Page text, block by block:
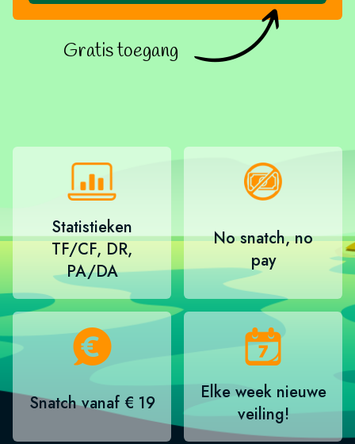
Gratis toegang
Statistieken
TF/CF, DR,
PA/DA
No snatch, no
pay
Snatch vanaf € 19
Elke week nieuwe
veiling!